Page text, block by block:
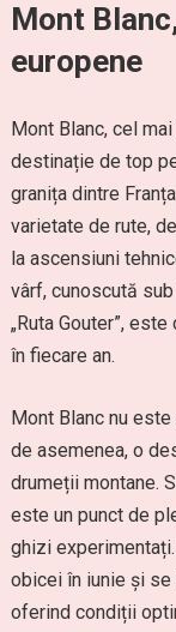
Mont
europene
Mont Blanc, cel
destinație de top
granița dintre
varietate de rute,
la ascensiuni
vârf, cunoscută
„Ruta Gouter”,
în fiecare an.
Mont Blanc nu
de asemenea, o
drumeții montane.
este un punct de
ghizi
obicei în iunie și
oferind condiții